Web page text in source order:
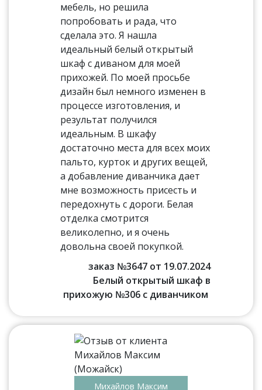
мебель, но решила
попробовать и рада, что
сделала это. Я нашла
идеальный белый открытый
шкаф с диваном для моей
прихожей. По моей просьбе
дизайн был немного изменен в
процессе изготовления, и
результат получился
идеальным. В шкафу
достаточно места для всех моих
пальто, курток и других вещей,
а добавление диванчика дает
мне возможность присесть и
передохнуть с дороги. Белая
отделка смотрится
великолепно, и я очень
довольна своей покупкой.
заказ №3647 от 19.07.2024
Белый открытый шкаф в
прихожую №306 с диванчиком
Михайлов Максим